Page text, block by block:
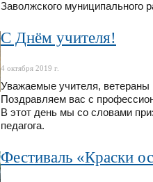
Заволжского муниципального
С Днём учителя!
4 октября 2019 г.
Уважаемые учителя, ветераны
Поздравляем вас с
В этот день мы со словами
педагога.
Фестиваль «Краски